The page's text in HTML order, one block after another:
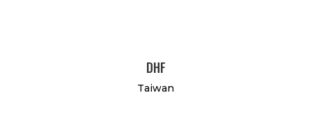
DHF
Taiwan